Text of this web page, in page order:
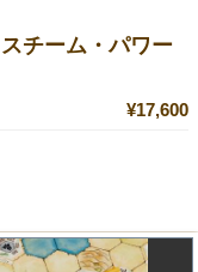
チーム・パワー
¥17,600